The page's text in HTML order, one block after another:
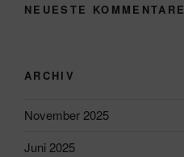
NEUESTE KOMMENTARE
ARCHIV
November 2025
Juni 2025